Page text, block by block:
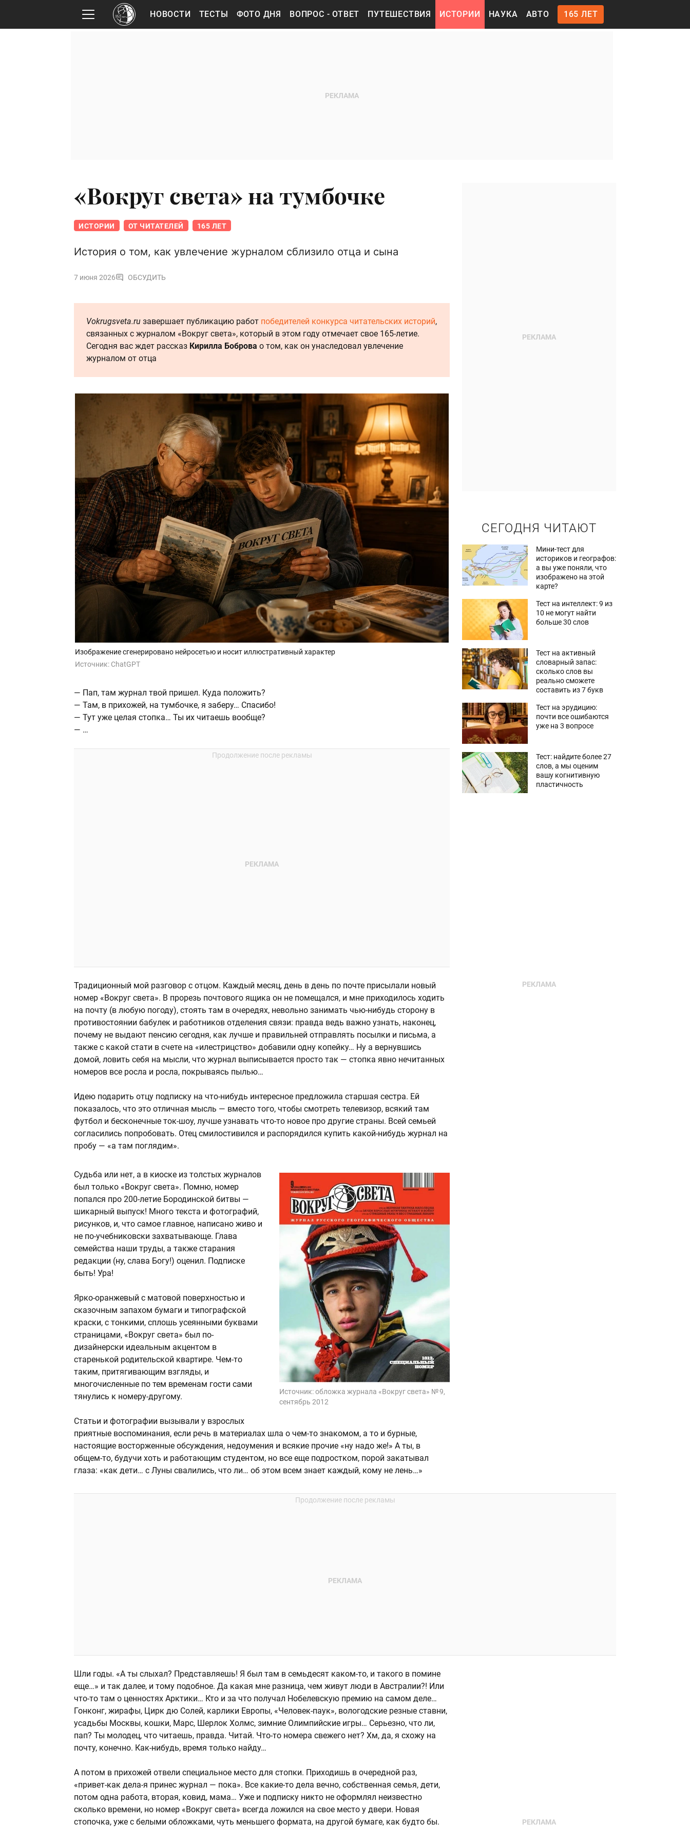
НОВОСТИ ТЕСТЫ ФОТО ДНЯ ВОПРОС - ОТВЕТ ПУТЕШЕСТВИЯ ИСТОРИИ НАУКА АВТО 165 ЛЕТ
«Вокруг света» на тумбочке
ИСТОРИИ ОТ ЧИТАТЕЛЕЙ 165 ЛЕТ
История о том, как увлечение журналом сблизило отца и сына
7 июня 2026 ОБСУДИТЬ
Vokrugsveta.ru завершает публикацию работ победителей конкурса читательских историй,
связанных с журналом «Вокруг света», который в этом году отмечает свое 165-летие.
Сегодня вас ждет рассказ Кирилла Боброва о том, как он унаследовал увлечение
журналом от отца
Изображение сгенерировано нейросетью и носит иллюстративный характер
Источник: ChatGPT
— Пап, там журнал твой пришел. Куда положить?
— Там, в прихожей, на тумбочке, я заберу… Спасибо!
— Тут уже целая стопка… Ты их читаешь вообще?
— …
Традиционный мой разговор с отцом. Каждый месяц, день в день по почте присылали новый
номер «Вокруг света». В прорезь почтового ящика он не помещался, и мне приходилось ходить
на почту (в любую погоду), стоять там в очередях, невольно занимать чью-нибудь сторону в
противостоянии бабулек и работников отделения связи: правда ведь важно узнать, наконец,
почему не выдают пенсию сегодня, как лучше и правильней отправлять посылки и письма, а
также с какой стати в счете на «илестрицство» добавили одну копейку… Ну а вернувшись
домой, ловить себя на мысли, что журнал выписывается просто так — стопка явно нечитанных
номеров все росла и росла, покрываясь пылью…
Идею подарить отцу подписку на что-нибудь интересное предложила старшая сестра. Ей
показалось, что это отличная мысль — вместо того, чтобы смотреть телевизор, всякий там
футбол и бесконечные ток-шоу, лучше узнавать что-то новое про другие страны. Всей семьей
согласились попробовать. Отец смилостивился и распорядился купить какой-нибудь журнал на
пробу — «а там поглядим».
Источник:обложка журнала «Вокруг света» № 9,
сентябрь 2012
Судьба или нет, а в киоске из толстых журналов
был только «Вокруг света». Помню, номер
попался про 200-летие Бородинской битвы —
шикарный выпуск! Много текста и фотографий,
рисунков, и, что самое главное, написано живо и
не по-учебниковски захватывающе. Глава
семейства наши труды, а также старания
редакции (ну, слава Богу!) оценил. Подписке
быть! Ура!
Ярко-оранжевый с матовой поверхностью и
сказочным запахом бумаги и типографской
краски, с тонкими, сплошь усеянными буквами
страницами, «Вокруг света» был по-
дизайнерски идеальным акцентом в
старенькой родительской квартире. Чем-то
таким, притягивающим взгляды, и
многочисленные по тем временам гости сами
тянулись к номеру-другому.
Статьи и фотографии вызывали у взрослых
приятные воспоминания, если речь в материалах шла о чем-то знакомом, а то и бурные,
настоящие восторженные обсуждения, недоумения и всякие прочие «ну надо же!» А ты, в
общем-то, будучи хоть и работающим студентом, но все еще подростком, порой закатывал
глаза: «как дети… с Луны свалились, что ли… об этом всем знает каждый, кому не лень…»
Шли годы. «А ты слыхал? Представляешь! Я был там в семьдесят каком-то, и такого в помине
еще…» и так далее, и тому подобное. Да какая мне разница, чем живут люди в Австралии?! Или
что-то там о ценностях Арктики… Кто и за что получал Нобелевскую премию на самом деле…
Гонконг, жирафы, Цирк дю Солей, карлики Европы, «Человек-паук», вологодские резные ставни,
усадьбы Москвы, кошки, Марс, Шерлок Холмс, зимние Олимпийские игры… Серьезно, что ли,
пап? Ты молодец, что читаешь, правда. Читай. Что-то номера свежего нет? Хм, да, я схожу на
почту, конечно. Как-нибудь, время только найду…
А потом в прихожей отвели специальное место для стопки. Приходишь в очередной раз,
«привет-как дела-я принес журнал — пока». Все какие-то дела вечно, собственная семья, дети,
потом одна работа, вторая, ковид, мама… Уже и подписку никто не оформлял неизвестно
сколько времени, но номер «Вокруг света» всегда ложился на свое место у двери. Новая
стопочка, уже с белыми обложками, чуть меньшего формата, на другой бумаге, как будто бы.
СЕГОДНЯ ЧИТАЮТ
Мини-тест для
историков и географов:
а вы уже поняли, что
изображено на этой
карте?
Тест на интеллект: 9 из
10 не могут найти
больше 30 слов
Тест на активный
словарный запас:
сколько слов вы
реально сможете
составить из 7 букв
Тест на эрудицию:
почти все ошибаются
уже на 3 вопросе
Тест: найдите более 27
слов, а мы оценим
вашу когнитивную
пластичность